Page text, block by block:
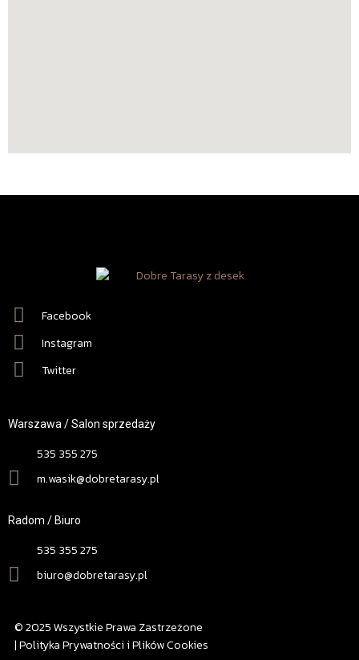
Facebook
Instagram
Twitter
Warszawa / Salon sprzedaży
535 355 275
m.wasik@dobretarasy.pl
Radom / Biuro
535 355 275
biuro@dobretarasy.pl
© 2025 Wszystkie Prawa Zastrzeżone
| Polityka Prywatności i Plików Cookies